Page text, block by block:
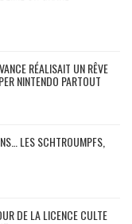
RÉALISAIT UN RÊVE
NINTENDO PARTOUT
LES SCHTROUMPFS,
DE LA LICENCE CULTE